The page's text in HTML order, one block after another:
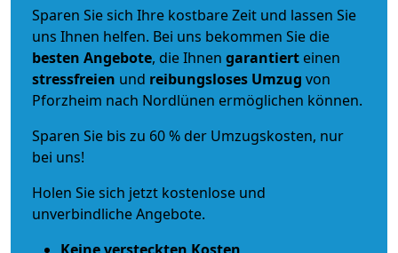
Sparen Sie sich Ihre kostbare Zeit und lassen Sie
uns Ihnen helfen. Bei uns bekommen Sie die
besten Angebote, die Ihnen garantiert einen
stressfreien und reibungsloses Umzug von
Pforzheim nach Nordlünen ermöglichen können.
Sparen Sie bis zu 60 % der Umzugskosten, nur
bei uns!
Holen Sie sich jetzt kostenlose und
unverbindliche Angebote.